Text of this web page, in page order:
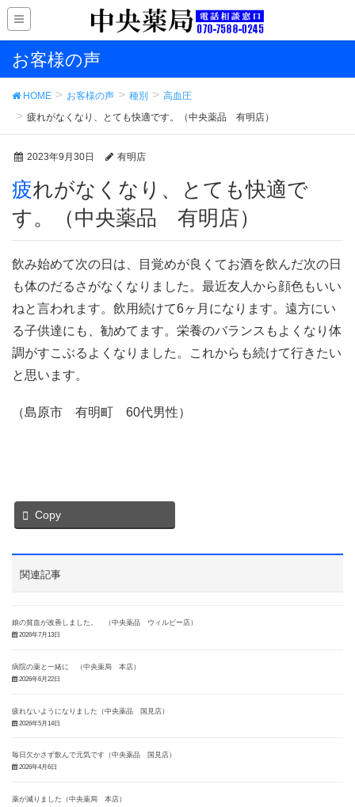
お客様の声
HOME お客様の声 種別
高血圧
疲れがなくなり、とても快適です。（中央薬品 有明店）
2023年9月30日 有明店
疲れがなくなり、とても快適で
す。（中央薬品 有明店）
飲み始めて次の日は、目覚めが良くてお酒を飲んだ次の日
も体のだるさがなくなりました。最近友人から顔色もいい
ねと言われます。飲用続けて6ヶ月になります。遠方にい
る子供達にも、勧めてます。栄養のバランスもよくなり体
調がすこぶるよくなりました。これからも続けて行きたい
と思います。
（島原市 有明町 60代男性）
Copy
関連記事
娘の貧血が改善しました。 （中央薬品 ウィルビー店）
2026年7月13日
病院の薬と一緒に （中央薬局 本店）
2026年6月22日
疲れないようになりました（中央薬品 国見店）
2026年5月14日
毎日欠かさず飲んで元気です（中央薬品 国見店）
2026年4月6日
薬が減りました（中央薬局 本店）